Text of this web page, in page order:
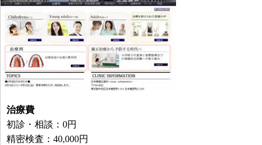
治療費
初診・相談：0円
精密検査：40,000円